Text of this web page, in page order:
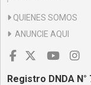
QUIENES SOMOS
ANUNCIE AQUI
Registro DNDA N°